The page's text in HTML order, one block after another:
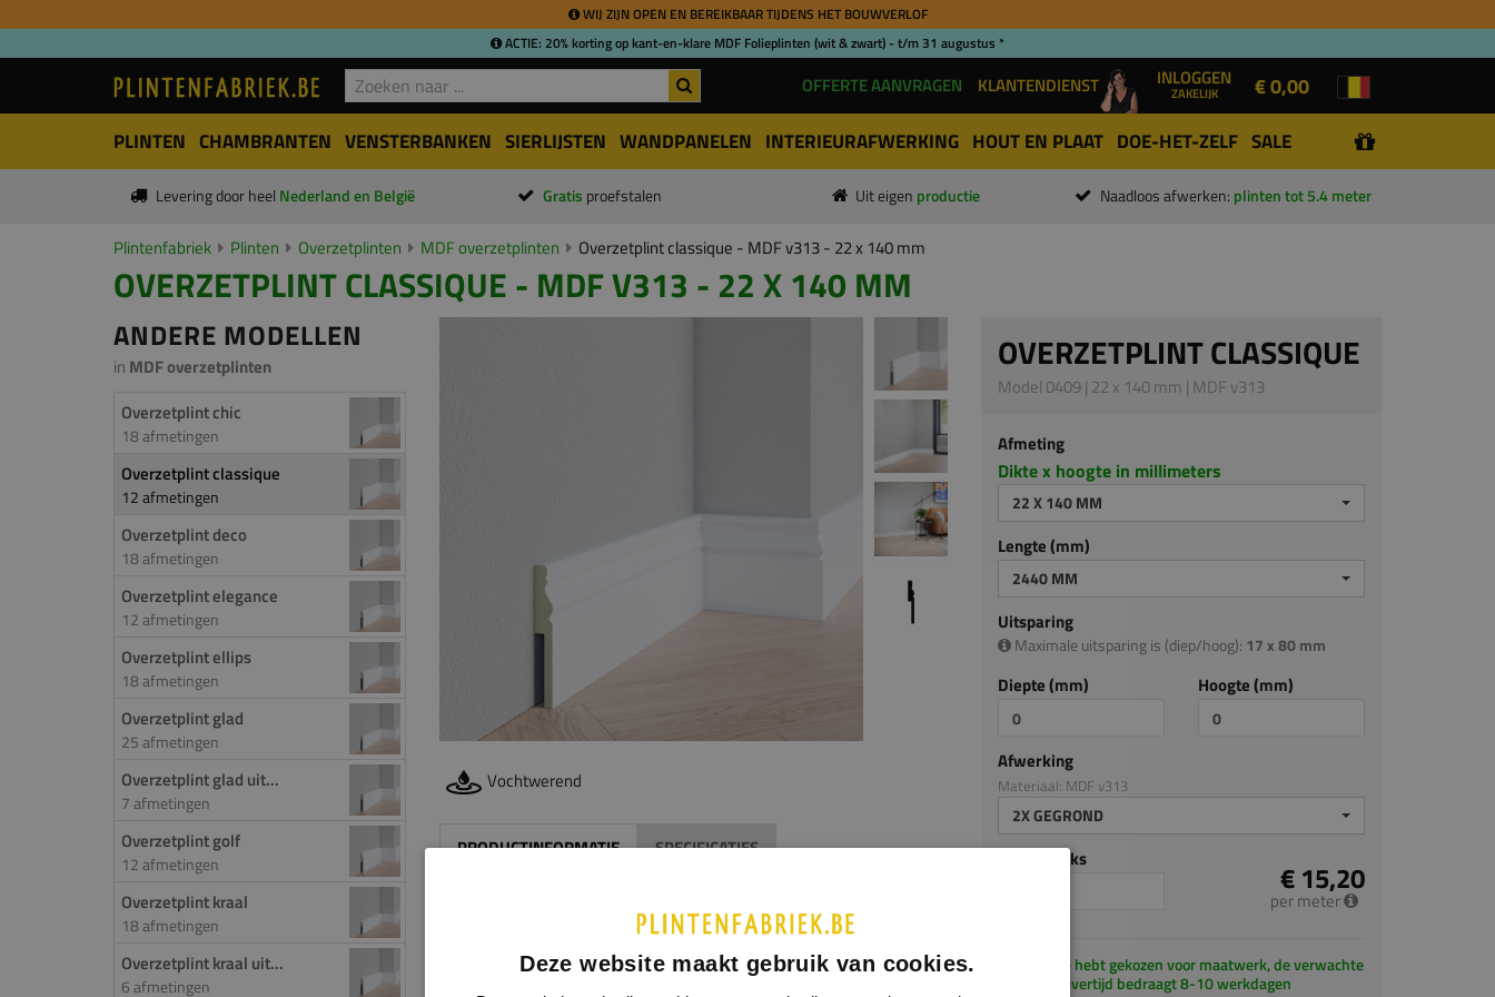
WIJ ZIJN OPEN EN BEREIKBAAR TIJDENS HET BOUWVERLOF
ACTIE: 20% korting op kant-en-klare MDF Folieplinten (wit & zwart) - t/m 31 augustus *
OFFERTE AANVRAGEN KLANTENDIENST INLOGGEN
ZAKELIJK € 0,00
PLINTEN CHAMBRANTEN VENSTERBANKEN SIERLIJSTEN WANDPANELEN INTERIEURAFWERKING HOUT EN PLAAT DOE-HET-ZELF SALE
Levering door heel Nederland en België Gratis proefstalen Uit eigen productie Naadloos afwerken: plinten tot 5.4 meter
Plintenfabriek Plinten Overzetplinten MDF overzetplinten Overzetplint classique - MDF v313 - 22 x 140 mm
OVERZETPLINT CLASSIQUE - MDF V313 - 22 X 140 MM
ANDERE MODELLEN
in MDF overzetplinten
Overzetplint chic
18 afmetingen
Overzetplint classique
12 afmetingen
Overzetplint deco
18 afmetingen
Overzetplint elegance
12 afmetingen
Overzetplint ellips
18 afmetingen
Overzetplint glad
25 afmetingen
Overzetplint glad uit...
7 afmetingen
Overzetplint golf
12 afmetingen
Overzetplint kraal
18 afmetingen
Overzetplint kraal uit...
6 afmetingen
Vochtwerend
PRODUCTINFORMATIE SPECIFICATIES
de overzetplint gemakkelijk over de oude plint heen geplaatst
worden. De afmetingen van de gewenste uitsparing geeft u aan in
het formulier hiernaast. Houd hierbij rekening met de maximale
OVERZETPLINT CLASSIQUE
Model 0409 | 22 x 140 mm | MDF v313
Afmeting
Dikte x hoogte in millimeters
22 X 140 MM
Lengte (mm)
2440 MM
Uitsparing
Maximale uitsparing is (diep/hoog): 17 x 80 mm
Diepte (mm) Hoogte (mm)
Afwerking
Materiaal: MDF v313
2X GEGROND
Aantal stuks € 15,20
per meter
Je hebt gekozen voor maatwerk, de verwachte
levertijd bedraagt 8-10 werkdagen
Deze website maakt gebruik van cookies.